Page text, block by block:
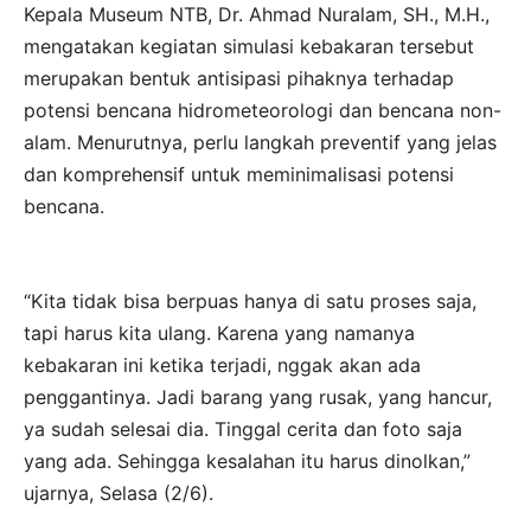
Kepala Museum NTB, Dr. Ahmad Nuralam, SH., M.H.,
mengatakan kegiatan simulasi kebakaran tersebut
merupakan bentuk antisipasi pihaknya terhadap
potensi bencana hidrometeorologi dan bencana non-
alam. Menurutnya, perlu langkah preventif yang jelas
dan komprehensif untuk meminimalisasi potensi
bencana.
“Kita tidak bisa berpuas hanya di satu proses saja,
tapi harus kita ulang. Karena yang namanya
kebakaran ini ketika terjadi, nggak akan ada
penggantinya. Jadi barang yang rusak, yang hancur,
ya sudah selesai dia. Tinggal cerita dan foto saja
yang ada. Sehingga kesalahan itu harus dinolkan,”
ujarnya, Selasa (2/6).